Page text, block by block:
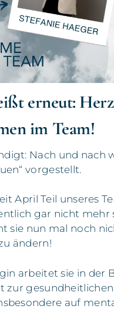
erneut:
im Team!
Nach und nach
vorgestellt.
April Teil unseres
gar nicht mehr
sie nun mal noch
ändern!
arbeitet sie in der
zur gesundheitlichen
auf